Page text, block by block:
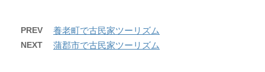
PREV 養老町で古民家ツーリズム
NEXT 蒲郡市で古民家ツーリズム